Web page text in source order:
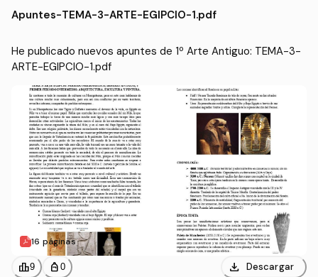
Apuntes-TEMA-3-ARTE-EGIPCIO-1.pdf
He publicado nuevos apuntes de 1º Arte Antiguo: TEMA-3-
ARTE-EGIPCIO-1.pdf
16 páginas
leaderboard9 personal_bag 0 download Descargar